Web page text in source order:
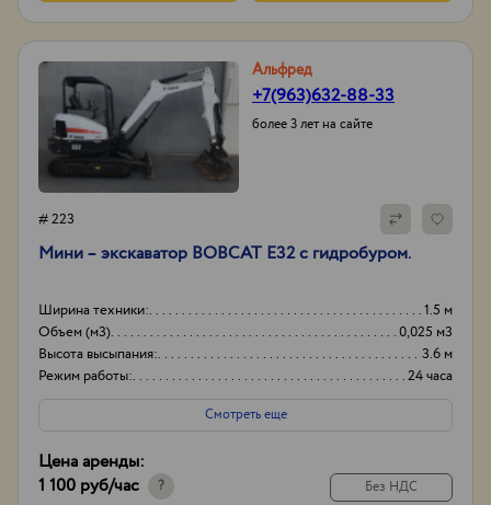
Альфред
+7(963)632-88-33
более 3 лет на сайте
# 223
Мини – экскаватор BOBCAT E32 с гидробуром.
Ширина техники:
1.5 м
Объем (м3)
0,025 м3
Высота высыпания:
3.6 м
Режим работы:
24 часа
Смотреть еще
Цена аренды:
1 100 руб/час ? Без НДС